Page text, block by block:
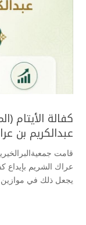
كفالة الأيتام
عبدالكريم بن
‏قامت
عراك الشريم ‏بإيداع
يجعل ذلك في